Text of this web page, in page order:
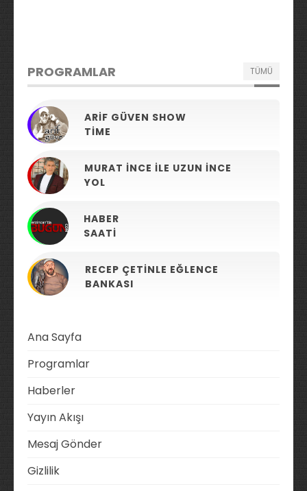
PROGRAMLAR TÜMÜ
ARIF GÜVEN SHOW
TIME
MURAT İNCE ILE UZUN İNCE
YOL
HABER
SAATI
RECEP ÇETINLE EĞLENCE
BANKASI
Ana Sayfa
Programlar
Haberler
Yayın Akışı
Mesaj Gönder
Gizlilik